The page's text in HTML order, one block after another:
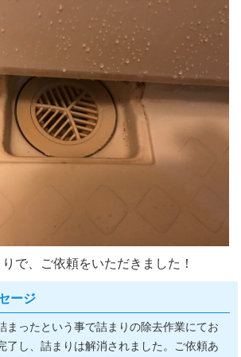
で、ご依頼をいただきました！
ージ
まったという事で詰まりの除去作業にてお
了し、詰まりは解消されました。ご依頼あ